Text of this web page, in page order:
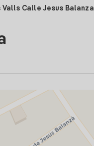
Calle Jesus Balanza